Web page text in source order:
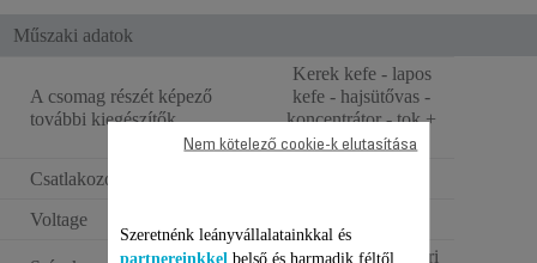
Műszaki adatok
A csomag részét képező
további kiegészítők
Kerek kefe - lapos
kefe - hajsütővas -
koncentrátor - tok +
kefetartó tok
Csatlakozó színe
Voltage
Black glama + nyári
Szeretnénk leányvállalatainkkal és
partnereinkkel belső és harmadik féltől
Nem kötelező cookie-k elutasítása